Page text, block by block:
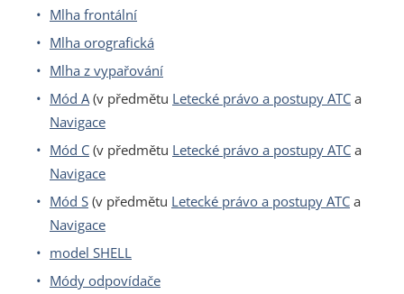
Mlha frontální
Mlha orografická
Mlha z vypařování
Mód A (v předmětu Letecké právo a postupy ATC a
Navigace
Mód C (v předmětu Letecké právo a postupy ATC a
Navigace
Mód S (v předmětu Letecké právo a postupy ATC a
Navigace
model SHELL
Módy odpovídače